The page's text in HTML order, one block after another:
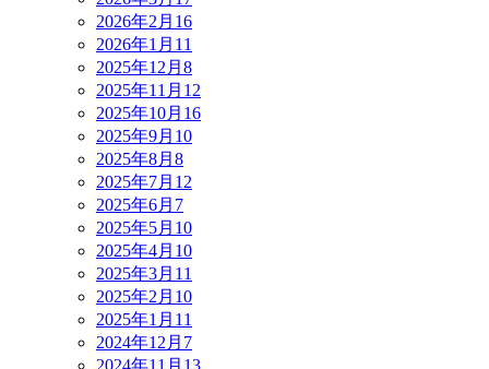
2026年2月 16
2026年1月 11
2025年12月 8
2025年11月 12
2025年10月 16
2025年9月 10
2025年8月 8
2025年7月 12
2025年6月 7
2025年5月 10
2025年4月 10
2025年3月 11
2025年2月 10
2025年1月 11
2024年12月 7